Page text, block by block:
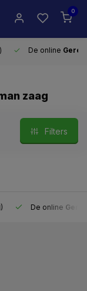
0
De online
zaag
Filters
De online